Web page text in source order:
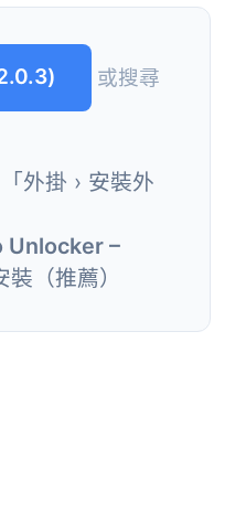
或搜尋
外掛 › 安裝外
Unlocker –
（推薦）